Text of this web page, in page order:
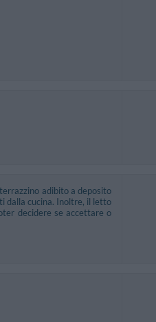
adibito a deposito
dalla cucina. Inoltre, il letto
decidere se accettare o